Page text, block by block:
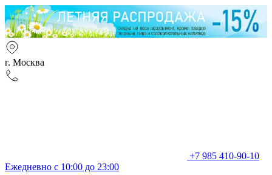
г. Москва
+7 985 410-90-10
Ежедневно с 10:00 до 23:00